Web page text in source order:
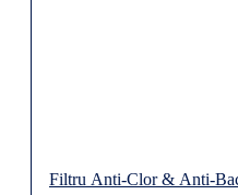
Filtru Anti-Clor & Anti-